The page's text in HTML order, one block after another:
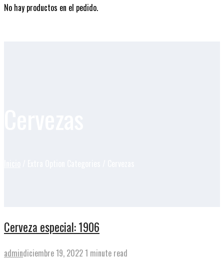
No hay productos en el pedido.
Cerveza especial: 1906
admindiciembre 19, 2022 1 minute read